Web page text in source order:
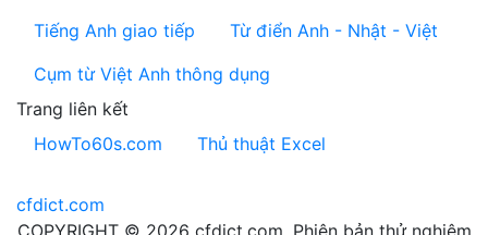
Tiếng Anh giao tiếp
Từ điển Anh - Nhật - Việt
Cụm từ Việt Anh thông dụng
Trang liên kết
HowTo60s.com
Thủ thuật Excel
cfdict.com